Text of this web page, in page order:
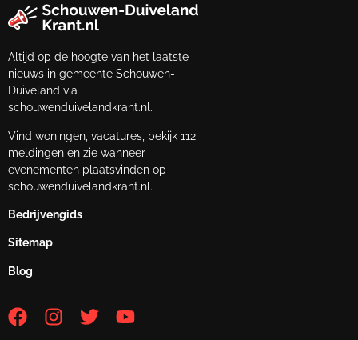
Altijd op de hoogte van het laatste
nieuws in gemeente Schouwen-
Duiveland via
schouwenduivelandkrant.nl.
Vind woningen, vacatures, bekijk 112
meldingen en zie wanneer
evenementen plaatsvinden op
schouwenduivelandkrant.nl.
Bedrijvengids
Sitemap
Blog